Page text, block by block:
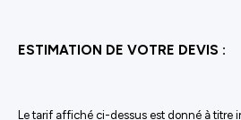
ESTIMATION DE VOTRE DEVIS :
Le tarif affiché ci-dessus est donné à titre